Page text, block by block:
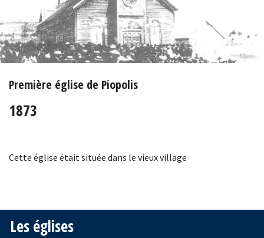
Première église de Piopolis
1873
Cette église était située dans le vieux village
Les églises